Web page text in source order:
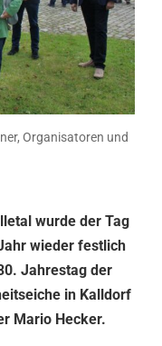
Organisatoren und
wurde der Tag
wieder festlich
Jahrestag der
in Kalldorf
Mario Hecker.